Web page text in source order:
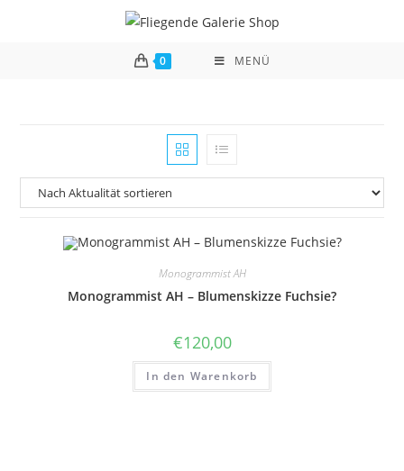
0 MENÜ
Monogrammist AH
Monogrammist AH – Blumenskizze Fuchsie?
€120,00
In den Warenkorb